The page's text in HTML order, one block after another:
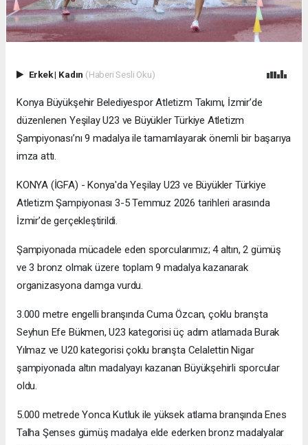
Erkek| Kadın (Haberi Sesli Oku)
Konya Büyükşehir Belediyespor Atletizm Takımı, İzmir’de
düzenlenen Yeşilay U23 ve Büyükler Türkiye Atletizm
Şampiyonası’nı 9 madalya ile tamamlayarak önemli bir başarıya
imza attı.
KONYA (İGFA) - Konya'da Yeşilay U23 ve Büyükler Türkiye
Atletizm Şampiyonası 3-5 Temmuz 2026 tarihleri arasında
İzmir’de gerçekleştirildi.
Şampiyonada mücadele eden sporcularımız; 4 altın, 2 gümüş
ve 3 bronz olmak üzere toplam 9 madalya kazanarak
organizasyona damga vurdu.
3.000 metre engelli branşında Cuma Özcan, çoklu branşta
Seyhun Efe Bükmen, U23 kategorisi üç adım atlamada Burak
Yılmaz ve U20 kategorisi çoklu branşta Celalettin Nigar
şampiyonada altın madalyayı kazanan Büyükşehirli sporcular
oldu.
5.000 metrede Yonca Kutluk ile yüksek atlama branşında Enes
Talha Şenses gümüş madalya elde ederken bronz madalyalar